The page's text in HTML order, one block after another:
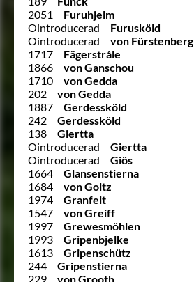
2051
Furuhjelm
Ointroducerad
Furusköld
Ointroducerad
von Fürstenberg
1717
Fägerstråle
1866
von Ganschou
1710
von Gedda
202
von Gedda
1887
Gerdessköld
242
Gerdessköld
138
Giertta
Ointroducerad
Giertta
Ointroducerad
Giös
1664
Glansenstierna
1684
von Goltz
1974
Granfelt
1547
von Greiff
1997
Grewesmöhlen
1993
Gripenbjelke
1613
Gripenschütz
244
Gripenstierna
229
von Grooth